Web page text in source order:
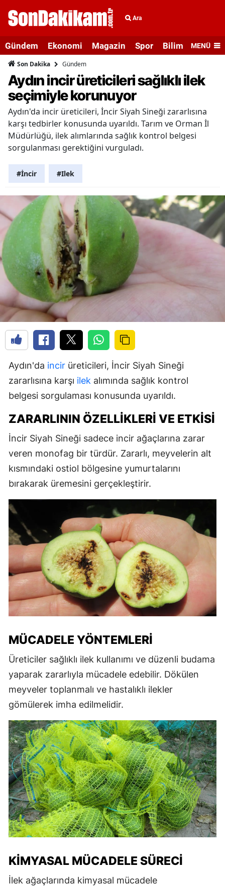
Ara
Gündem Ekonomi Magazin Spor Bilim veMENÜ
Son Dakika Gündem
Aydın incir üreticileri sağlıklı ilek
seçimiyle korunuyor
Aydın'da incir üreticileri, İncir Siyah Sineği zararlısına
karşı tedbirler konusunda uyarıldı. Tarım ve Orman İl
Müdürlüğü, ilek alımlarında sağlık kontrol belgesi
sorgulanması gerektiğini vurguladı.
#İncir #Ilek
Aydın'da incir üreticileri, İncir Siyah Sineği
zararlısına karşı ilek alımında sağlık kontrol
belgesi sorgulaması konusunda uyarıldı.
ZARARLININ ÖZELLIKLERI VE ETKISI
İncir Siyah Sineği sadece incir ağaçlarına zarar
veren monofag bir türdür. Zararlı, meyvelerin alt
kısmındaki ostiol bölgesine yumurtalarını
bırakarak üremesini gerçekleştirir.
MÜCADELE YÖNTEMLERI
Üreticiler sağlıklı ilek kullanımı ve düzenli budama
yaparak zararlıyla mücadele edebilir. Dökülen
meyveler toplanmalı ve hastalıklı ilekler
gömülerek imha edilmelidir.
KIMYASAL MÜCADELE SÜRECI
İlek ağaçlarında kimyasal mücadele